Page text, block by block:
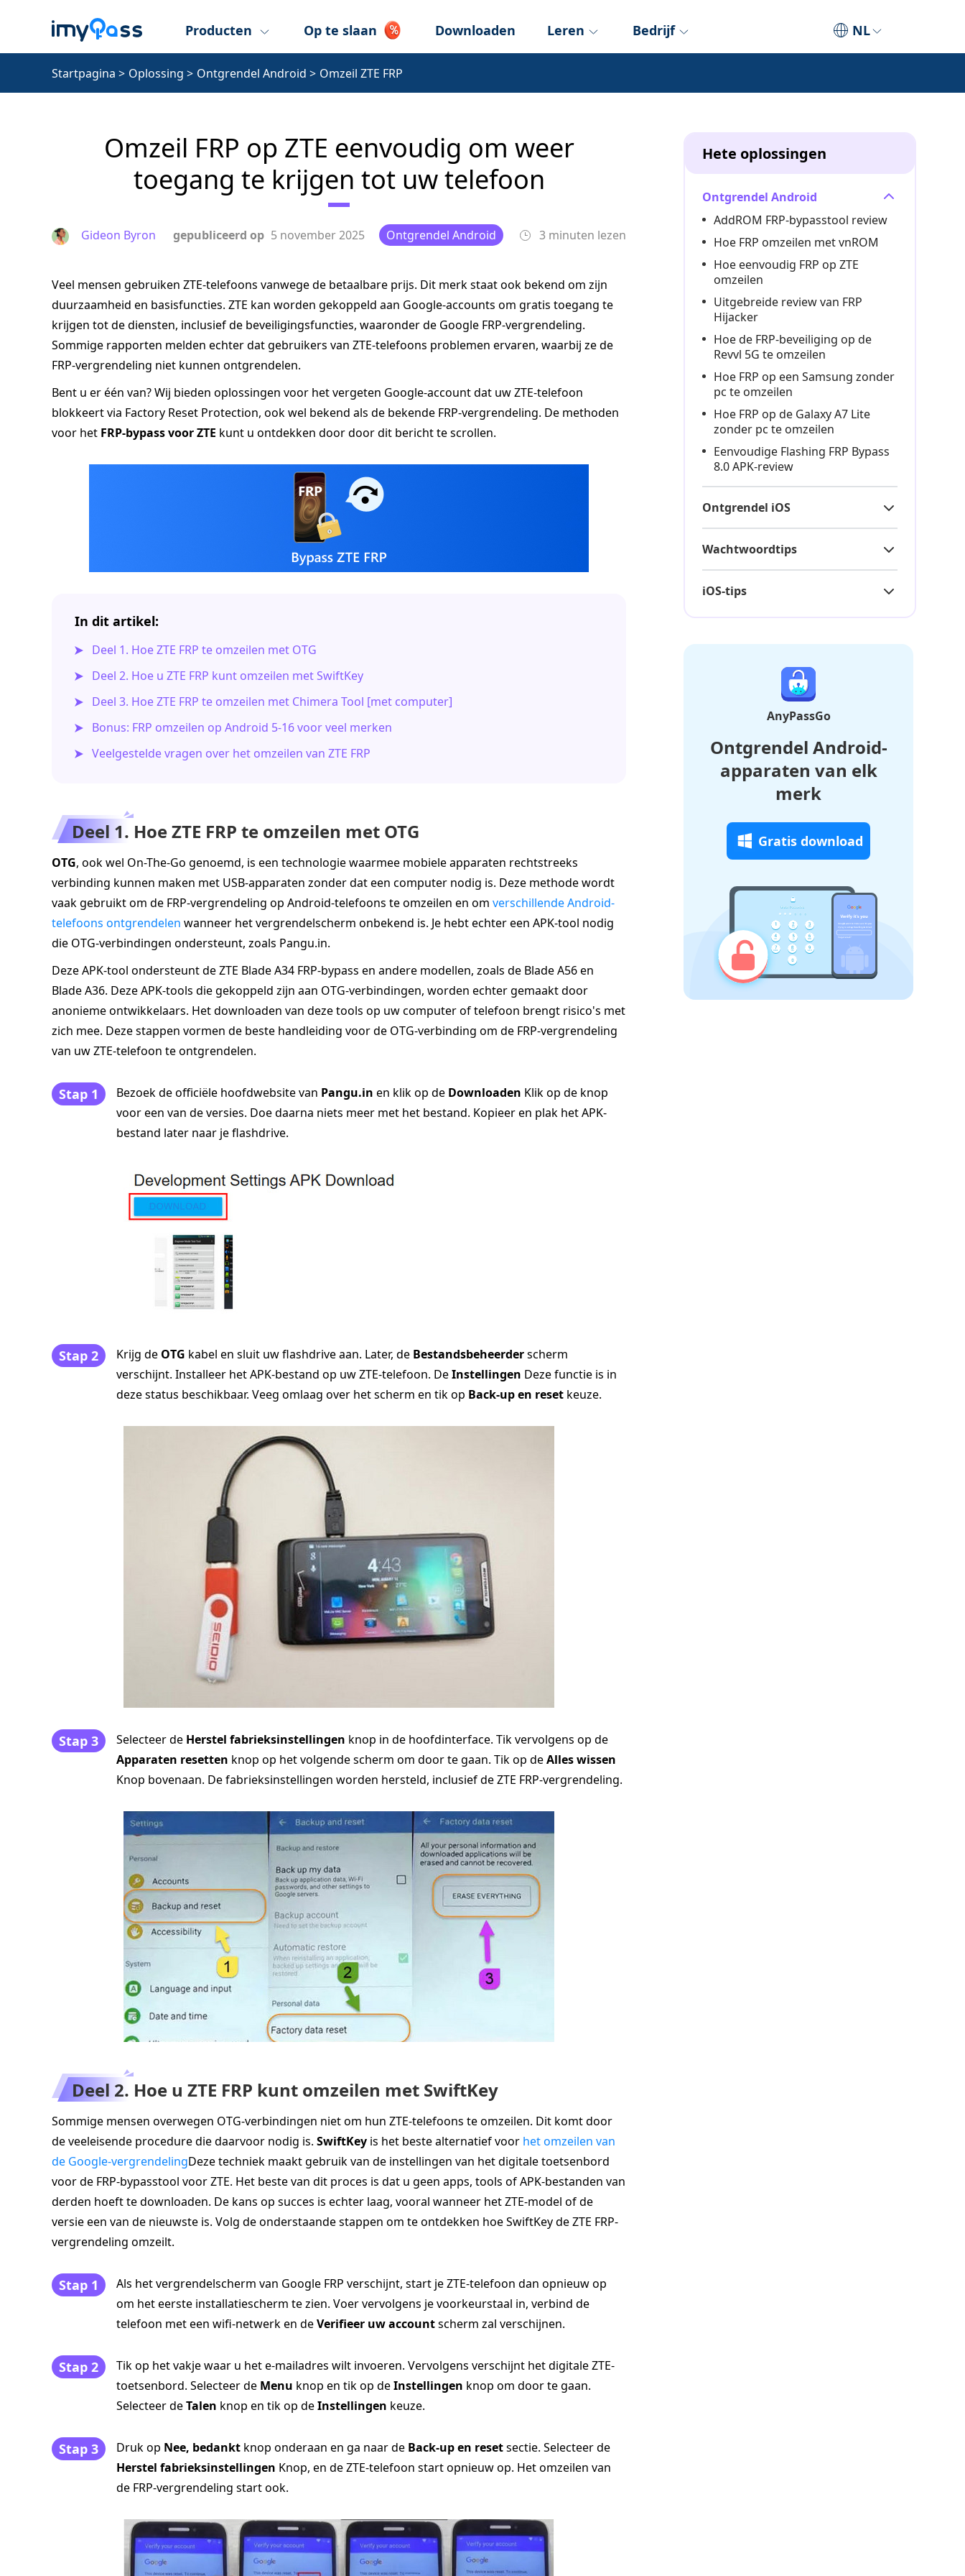
NL
Producten Op te slaan Downloaden Leren Bedrijf
Startpagina > Oplossing > Ontgrendel Android > Omzeil ZTE FRP
Omzeil FRP op ZTE eenvoudig om weer
toegang te krijgen tot uw telefoon
Gideon Byron gepubliceerd op 5 november 2025 Ontgrendel Android 3 minuten lezen
Veel mensen gebruiken ZTE-telefoons vanwege de betaalbare prijs. Dit merk staat ook bekend om zijn
duurzaamheid en basisfuncties. ZTE kan worden gekoppeld aan Google-accounts om gratis toegang te
krijgen tot de diensten, inclusief de beveiligingsfuncties, waaronder de Google FRP-vergrendeling.
Sommige rapporten melden echter dat gebruikers van ZTE-telefoons problemen ervaren, waarbij ze de
FRP-vergrendeling niet kunnen ontgrendelen.
Bent u er één van? Wij bieden oplossingen voor het vergeten Google-account dat uw ZTE-telefoon
blokkeert via Factory Reset Protection, ook wel bekend als de bekende FRP-vergrendeling. De methoden
voor het FRP-bypass voor ZTE kunt u ontdekken door door dit bericht te scrollen.
In dit artikel:
Deel 1. Hoe ZTE FRP te omzeilen met OTG
Deel 2. Hoe u ZTE FRP kunt omzeilen met SwiftKey
Deel 3. Hoe ZTE FRP te omzeilen met Chimera Tool [met computer]
Bonus: FRP omzeilen op Android 5-16 voor veel merken
Veelgestelde vragen over het omzeilen van ZTE FRP
Deel 1. Hoe ZTE FRP te omzeilen met OTG
OTG, ook wel On-The-Go genoemd, is een technologie waarmee mobiele apparaten rechtstreeks
verbinding kunnen maken met USB-apparaten zonder dat een computer nodig is. Deze methode wordt
vaak gebruikt om de FRP-vergrendeling op Android-telefoons te omzeilen en om verschillende Android-
telefoons ontgrendelen wanneer het vergrendelscherm onbekend is. Je hebt echter een APK-tool nodig
die OTG-verbindingen ondersteunt, zoals Pangu.in.
Deze APK-tool ondersteunt de ZTE Blade A34 FRP-bypass en andere modellen, zoals de Blade A56 en
Blade A36. Deze APK-tools die gekoppeld zijn aan OTG-verbindingen, worden echter gemaakt door
anonieme ontwikkelaars. Het downloaden van deze tools op uw computer of telefoon brengt risico's met
zich mee. Deze stappen vormen de beste handleiding voor de OTG-verbinding om de FRP-vergrendeling
van uw ZTE-telefoon te ontgrendelen.
Stap 1 Bezoek de officiële hoofdwebsite van Pangu.in en klik op de Downloaden Klik op de knop
voor een van de versies. Doe daarna niets meer met het bestand. Kopieer en plak het APK-
bestand later naar je flashdrive.
Stap 2 Krijg de OTG kabel en sluit uw flashdrive aan. Later, de Bestandsbeheerderscherm
verschijnt. Installeer het APK-bestand op uw ZTE-telefoon. DeInstellingen Deze functie is in
deze status beschikbaar. Veeg omlaag over het scherm en tik op Back-up en reset keuze.
Stap 3 Selecteer de Herstel fabrieksinstellingen knop in de hoofdinterface. Tik vervolgens op de
Apparaten resetten knop op het volgende scherm om door te gaan. Tik op deAlles wissen
Knop bovenaan. De fabrieksinstellingen worden hersteld, inclusief de ZTE FRP-vergrendeling.
Deel 2. Hoe u ZTE FRP kunt omzeilen met SwiftKey
Sommige mensen overwegen OTG-verbindingen niet om hun ZTE-telefoons te omzeilen. Dit komt door
de veeleisende procedure die daarvoor nodig is. SwiftKey is het beste alternatief voor het omzeilen van
de Google-vergrendelingDeze techniek maakt gebruik van de instellingen van het digitale toetsenbord
voor de FRP-bypasstool voor ZTE. Het beste van dit proces is dat u geen apps, tools of APK-bestanden van
derden hoeft te downloaden. De kans op succes is echter laag, vooral wanneer het ZTE-model of de
versie een van de nieuwste is. Volg de onderstaande stappen om te ontdekken hoe SwiftKey de ZTE FRP-
vergrendeling omzeilt.
Stap 1
Als het vergrendelscherm van Google FRP verschijnt, start je ZTE-telefoon dan opnieuw op
om het eerste installatiescherm te zien. Voer vervolgens je voorkeurstaal in, verbind de
telefoon met een wifi-netwerk en deVerifieer uw accountscherm zal verschijnen.
Stap 2
Tik op het vakje waar u het e-mailadres wilt invoeren. Vervolgens verschijnt het digitale ZTE-
toetsenbord. Selecteer de Menu knop en tik op deInstellingen knop om door te gaan.
Selecteer deTalen knop en tik op deInstellingen keuze.
Stap 3 Druk op Nee, bedankt knop onderaan en ga naar de Back-up en resetsectie. Selecteer de
Herstel fabrieksinstellingen Knop, en de ZTE-telefoon start opnieuw op. Het omzeilen van
de FRP-vergrendeling start ook.
Hete oplossingen
Ontgrendel Android
AddROM FRP-bypasstool review
Hoe FRP omzeilen met vnROM
Hoe eenvoudig FRP op ZTE
omzeilen
Uitgebreide review van FRP
Hijacker
Hoe de FRP-beveiliging op de
Revvl 5G te omzeilen
Hoe FRP op een Samsung zonder
pc te omzeilen
Hoe FRP op de Galaxy A7 Lite
zonder pc te omzeilen
Eenvoudige Flashing FRP Bypass
8.0 APK-review
Ontgrendel iOS
Wachtwoordtips
iOS-tips
AnyPassGo
Ontgrendel Android-
apparaten van elk
merk
Gratis download